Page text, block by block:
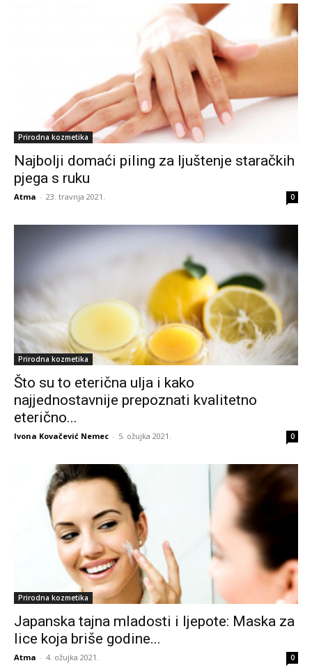
Prirodna kozmetika
Najbolji domaći piling za ljuštenje staračkih
pjega s ruku
Atma - 23. travnja 2021. 0
Prirodna kozmetika
Što su to eterična ulja i kako
najjednostavnije prepoznati kvalitetno
eterično...
Ivona Kovačević Nemec - 5. ožujka 2021. 0
Prirodna kozmetika
Japanska tajna mladosti i ljepote: Maska za
lice koja briše godine...
Atma - 4. ožujka 2021. 0